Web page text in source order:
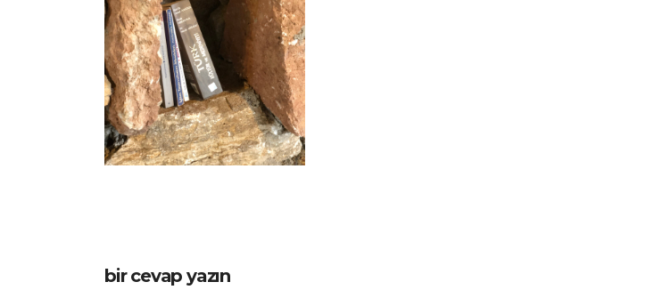
bir cevap yazın